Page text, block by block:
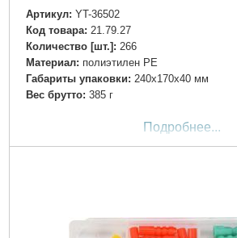
Артикул: YT-36502
Код товара: 21.79.27
Количество [шт.]: 266
Материал: полиэтилен PE
Габариты упаковки: 240x170x40 мм
Вес брутто: 385 г
Подробнее...